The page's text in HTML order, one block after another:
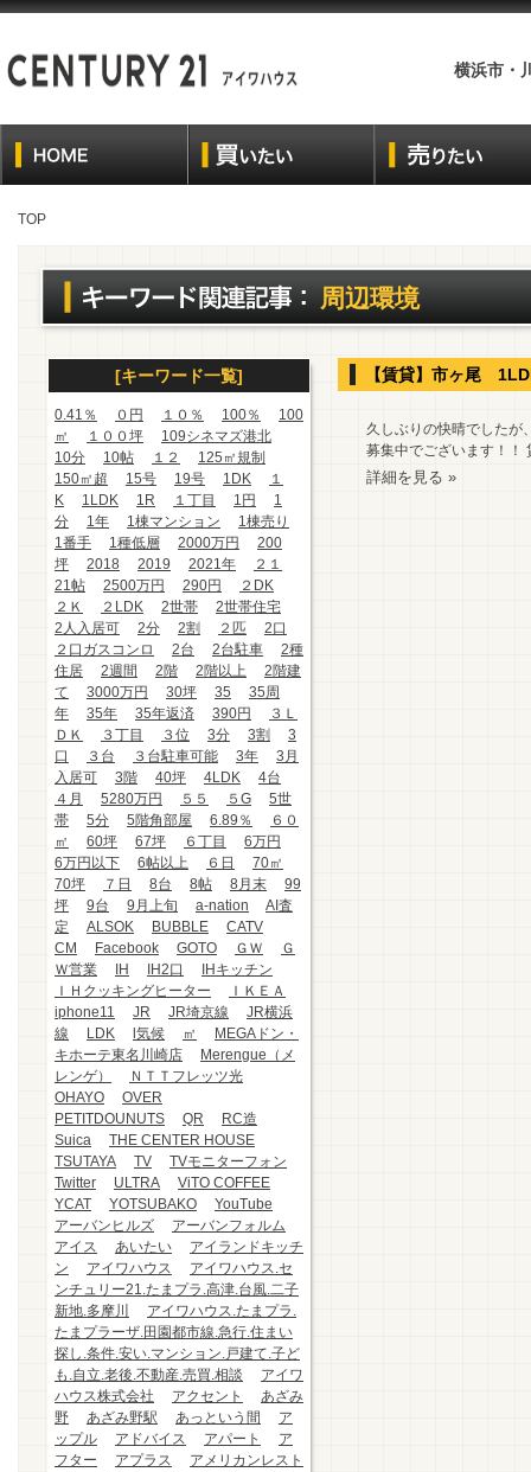
横浜市・
TOP
周辺環境
[キーワード一覧]
0.41％ ０円 １０％ 100％
100
㎡
１００坪
109シネマズ港北
10分
10帖 １２
125㎡規制
150㎡超
15号 19号 1DK
１
K
1LDK 1R １丁目 1円
1
分
1年 1棟マンション
1棟売り
1番手
1種低層 2000万円
200
坪
2018 2019 2021年
２１
21帖
2500万円 290円
２DK
２Ｋ
２LDK 2世帯
2世帯住宅
2人入居可
2分 2割 ２匹
2口
２口ガスコンロ
2台 2台駐車
2種
住居
2週間 2階 2階以上
2階建
て
3000万円 30坪 35
35周
年
35年 35年返済 390円
３Ｌ
ＤＫ
３丁目 ３位 3分 3割
3
口
３台 ３台駐車可能 3年
3月
入居可
3階 40坪 4LDK
4台
４月
5280万円 ５５ ５G
5世
帯
5分 5階角部屋 6.89％
６０
㎡
60坪 67坪 ６丁目
6万円
6万円以下
6帖以上 ６日
70㎡
70坪
７日 8台 8帖 8月末
99
坪
9台 9月上旬 a-nation
AI査
定
ALSOK BUBBLE
CATV
CM
Facebook GOTO ＧＷ
Ｇ
Ｗ営業
IH IH2口
IHキッチン
ＩＨクッキングヒーター
ＩＫＥＡ
iphone11
JR JR埼京線
JR横浜
線
LDK l気候 ㎡
MEGAドン・
キホーテ東名川崎店
Merengue（メ
レンゲ）
ＮＴＴフレッツ光
OHAYO
OVER
PETITDOUNUTS
QR
RC造
Suica
THE CENTER HOUSE
TSUTAYA
TV
TVモニターフォン
Twitter
ULTRA
ViTO COFFEE
YCAT
YOTSUBAKO
YouTube
アーバンヒルズ
アーバンフォルム
アイス
あいたい
アイランドキッチ
ン
アイワハウス
アイワハウス.セ
ンチュリー21.たまプラ.高津.台風.二子
新地.多摩川
アイワハウス.たまプラ.
たまプラーザ.田園都市線.急行.住まい
探し.条件.安い.マンション.戸建て.子ど
も.自立.老後.不動産.売買.相談
アイワ
ハウス株式会社
アクセント
あざみ
野
あざみ野駅 あっという間
ア
ップル
アドバイス アパート
ア
フター
アプラス
アメリカンレスト
【賃貸】市ヶ尾
久しぶりの快晴でした
募集中でございます！！
詳細を見る »